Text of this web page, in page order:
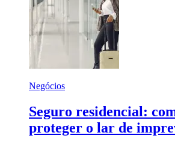
Negócios
Seguro residencial:
proteger o lar de